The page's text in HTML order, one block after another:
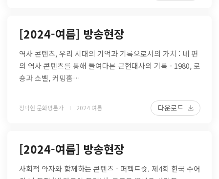
[2024-여름] 방송현장
역사 콘텐츠, 우리 시대의 기억과 기록으로서의 가치 : 네 편
의 역사 콘텐츠를 통해 들여다본 근현대사의 기록 - 1980, 로
숑과 쇼벨, 커밍홈…
정덕현 문화평론가 2024 여름 다운로드
[2024-여름] 방송현장
사회적 약자와 함께하는 콘텐츠 - 퍼펙트슛. 제4회 한국 수어